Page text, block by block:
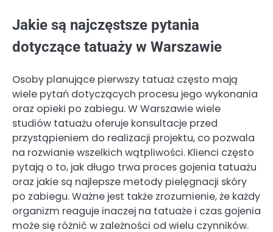
Jakie są najczęstsze pytania
dotyczące tatuaży w Warszawie
Osoby planujące pierwszy tatuaż często mają
wiele pytań dotyczących procesu jego wykonania
oraz opieki po zabiegu. W Warszawie wiele
studiów tatuażu oferuje konsultacje przed
przystąpieniem do realizacji projektu, co pozwala
na rozwianie wszelkich wątpliwości. Klienci często
pytają o to, jak długo trwa proces gojenia tatuażu
oraz jakie są najlepsze metody pielęgnacji skóry
po zabiegu. Ważne jest także zrozumienie, że każdy
organizm reaguje inaczej na tatuaże i czas gojenia
może się różnić w zależności od wielu czynników.